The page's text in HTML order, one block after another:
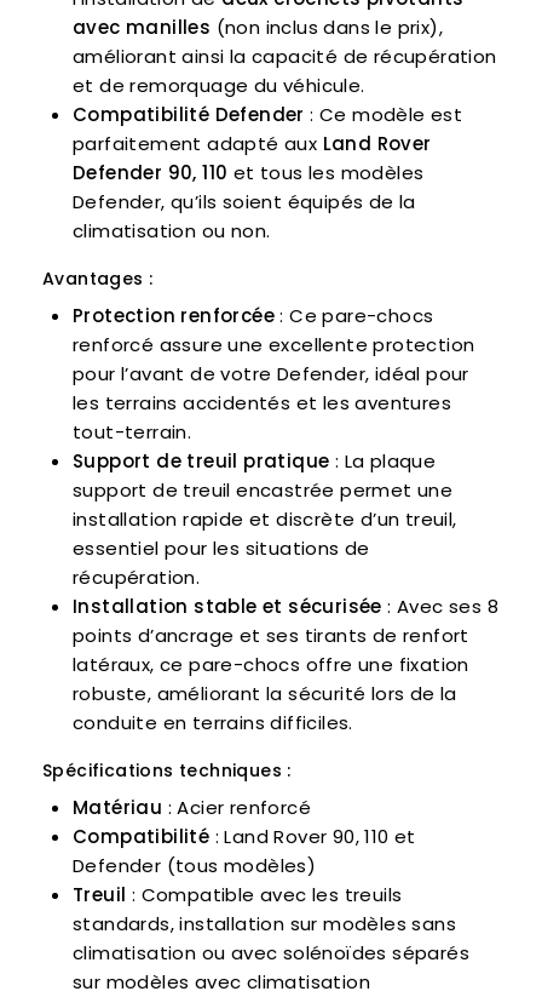
avec manilles (non inclus dans le prix),
améliorant ainsi la capacité de récupération
et de remorquage du véhicule.
Compatibilité Defender : Ce modèle est
parfaitement adapté aux Land Rover
Defender 90, 110 et tous les modèles
Defender, qu’ils soient équipés de la
climatisation ou non.
Avantages :
Protection renforcée: Ce pare-chocs
renforcé assure une excellente protection
pour l’avant de votre Defender, idéal pour
les terrains accidentés et les aventures
tout-terrain.
Support de treuil pratique : La plaque
support de treuil encastrée permet une
installation rapide et discrète d’un treuil,
essentiel pour les situations de
récupération.
Installation stable et sécurisée : Avec ses 8
points d’ancrage et ses tirants de renfort
latéraux, ce pare-chocs offre une fixation
robuste, améliorant la sécurité lors de la
conduite en terrains difficiles.
Spécifications techniques :
Matériau : Acier renforcé
Compatibilité : Land Rover 90, 110 et
Defender (tous modèles)
Treuil : Compatible avec les treuils
standards, installation sur modèles sans
climatisation ou avec solénoïdes séparés
sur modèles avec climatisation